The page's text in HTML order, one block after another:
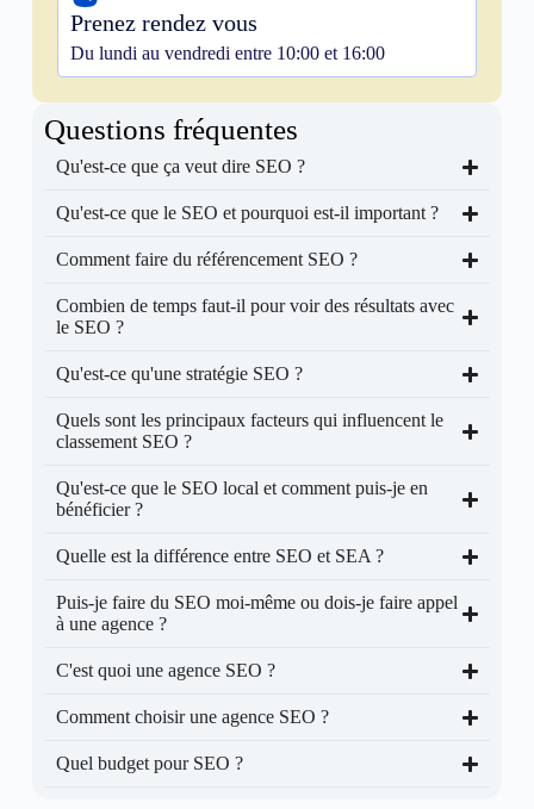
Prenez rendez vous
Du lundi au vendredi entre 10:00 et 16:00
Questions fréquentes
Qu'est-ce que ça veut dire SEO ?
Qu'est-ce que le SEO et pourquoi est-il important ?
Comment faire du référencement SEO ?
Combien de temps faut-il pour voir des résultats avec
le SEO ?
Qu'est-ce qu'une stratégie SEO ?
Quels sont les principaux facteurs qui influencent le
classement SEO ?
Qu'est-ce que le SEO local et comment puis-je en
bénéficier ?
Quelle est la différence entre SEO et SEA ?
Puis-je faire du SEO moi-même ou dois-je faire appel
à une agence ?
C'est quoi une agence SEO ?
Comment choisir une agence SEO ?
Quel budget pour SEO ?